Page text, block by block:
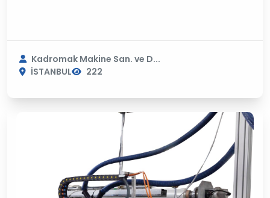
Kadromak Makine San. ve D...
İSTANBUL
222